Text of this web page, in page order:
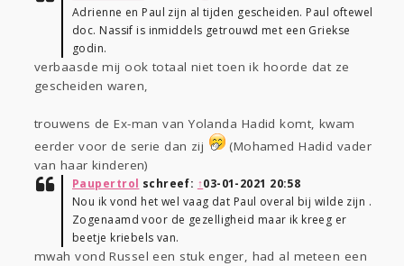
Adrienne en Paul zijn al tijden gescheiden. Paul oftewel
doc. Nassif is inmiddels getrouwd met een Griekse
godin.
verbaasde mij ook totaal niet toen ik hoorde dat ze
gescheiden waren,
trouwens de Ex-man van Yolanda Hadid komt, kwam
eerder voor de serie dan zij
(Mohamed Hadid vader
van haar kinderen)
Paupertrol schreef: ↑03-01-2021 20:58
Nou ik vond het wel vaag dat Paul overal bij wilde zijn .
Zogenaamd voor de gezelligheid maar ik kreeg er
beetje kriebels van.
mwah vond Russel een stuk enger, had al meteen een